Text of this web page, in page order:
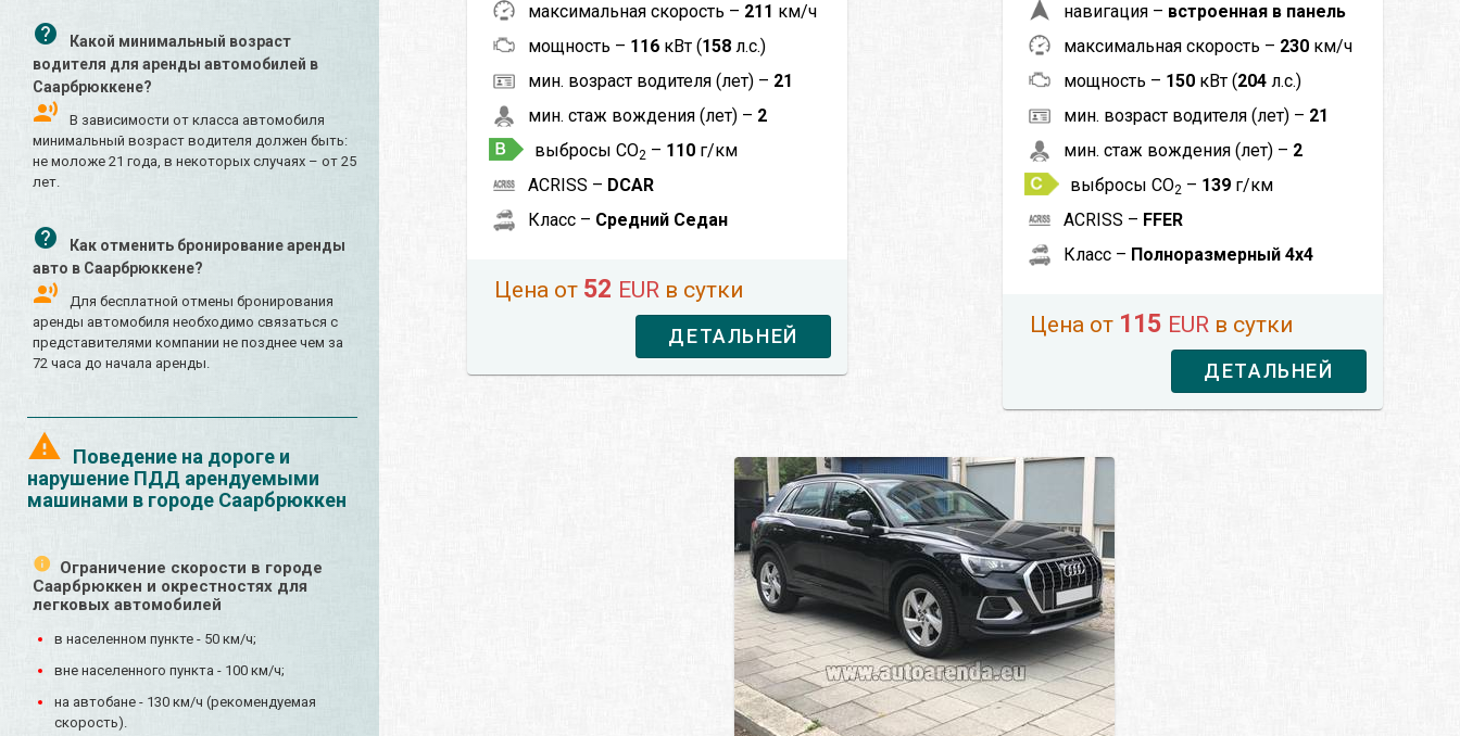
Какой минимальный возраст
водителя для аренды автомобилей в
Саарбрюккене?
В зависимости от класса автомобиля
минимальный возраст водителя должен быть:
не моложе 21 года, в некоторых случаях – от 25
лет.
Как отменить бронирование аренды
авто в Саарбрюккене?
Для бесплатной отмены бронирования
аренды автомобиля необходимо связаться с
представителями компании не позднее чем за
72 часа до начала аренды.
Поведение на дороге и
нарушение ПДД арендуемыми
машинами в городе Саарбрюккен
Ограничение скорости в городе
Саарбрюккен и окрестностях для
легковых автомобилей
в населенном пункте - 50 км/ч;
вне населенного пункта - 100 км/ч;
на автобане - 130 км/ч (рекомендуемая
скорость).
максимальная скорость – 211 км/ч
мощность – 116 кВт (158л.с.)
мин. возраст водителя (лет) – 21
мин. стаж вождения (лет) – 2
выбросы CO2 – 110 г/км
ACRISS – DCAR
Класс – Средний Седан
Цена от 52 EUR в сутки
ДЕТАЛЬНЕЙ
навигация – встроенная в панель
максимальная скорость – 230 км/ч
мощность – 150 кВт (204л.с.)
мин. возраст водителя (лет) – 21
мин. стаж вождения (лет) – 2
выбросы CO2 – 139 г/км
ACRISS – FFER
Класс – Полноразмерный 4x4
Цена от 115 EUR в сутки
ДЕТАЛЬНЕЙ